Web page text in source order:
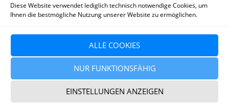
Diese Website verwendet lediglich technisch notwendige Cookies, um
Ihnen die bestmögliche Nutzung unserer Website zu ermöglichen.
ALLE COOKIES
NUR FUNKTIONSFÄHIG
EINSTELLUNGEN ANZEIGEN
vonHorst|Dez. 5, 2017|Uncategorized|0